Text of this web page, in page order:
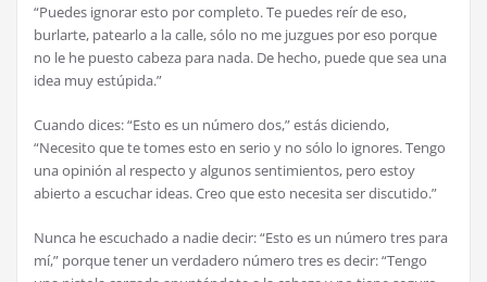
“Puedes ignorar esto por completo. Te puedes reír de eso,
burlarte, patearlo a la calle, sólo no me juzgues por eso porque
no le he puesto cabeza para nada. De hecho, puede que sea una
idea muy estúpida.”
Cuando dices: “Esto es un número dos,” estás diciendo,
“Necesito que te tomes esto en serio y no sólo lo ignores. Tengo
una opinión al respecto y algunos sentimientos, pero estoy
abierto a escuchar ideas. Creo que esto necesita ser discutido.”
Nunca he escuchado a nadie decir: “Esto es un número tres para
mí,” porque tener un verdadero número tres es decir: “Tengo